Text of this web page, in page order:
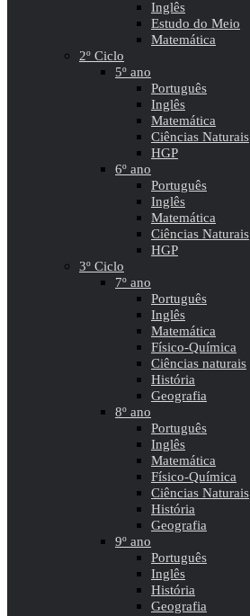
Inglês
Estudo do Meio
Matemática
2º Ciclo
5º ano
Português
Inglês
Matemática
Ciências Naturais
HGP
6º ano
Português
Inglês
Matemática
Ciências Naturais
HGP
3º Ciclo
7º ano
Português
Inglês
Matemática
Físico-Química
Ciências naturais
História
Geografia
8º ano
Português
Inglês
Matemática
Físico-Química
Ciências Naturais
História
Geografia
9º ano
Português
Inglês
História
Geografia